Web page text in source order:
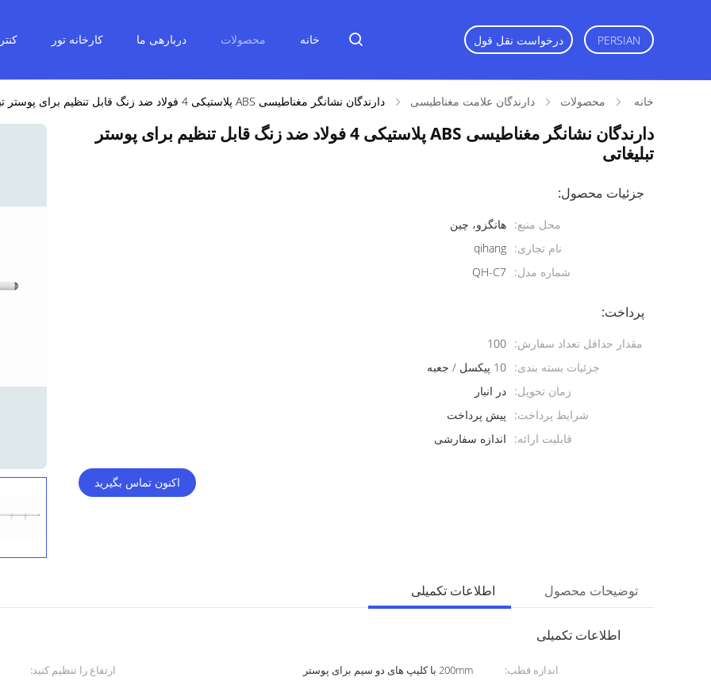
خانه محصولات دربارهی ما کارخانه تور درخواست نقل قول PERSIAN
خانه محصولات دارندگان علامت مغناطیسی دارندگان نشانگر مغناطیسی ABS پلاستیکی 4 فولاد ضد زنگ قابل تنظیم برای پوستر تبلیغاتی
دارندگان نشانگر مغناطیسی ABS پلاستیکی 4 فولاد ضد زنگ قابل تنظیم برای پوستر
تبلیغاتی
جزئیات محصول:
محل منبع: هانگزو، چین
نام تجاری: qihang
شماره مدل: QH-C7
پرداخت:
مقدار حداقل تعداد سفارش: 100
جزئیات بسته بندی: 10 پیکسل / جعبه
زمان تحویل: در انبار
شرایط پرداخت:
پیش پرداخت
قابلیت ارائه:
اندازه سفارشی
اکنون تماس بگیرید
اطلاعات تکمیلی توضیحات محصول
اطلاعات تکمیلی
اندازه قطب: 200mm با کلیپ های دو سیم برای پوستر
ارتفاع را تنظیم کنید: